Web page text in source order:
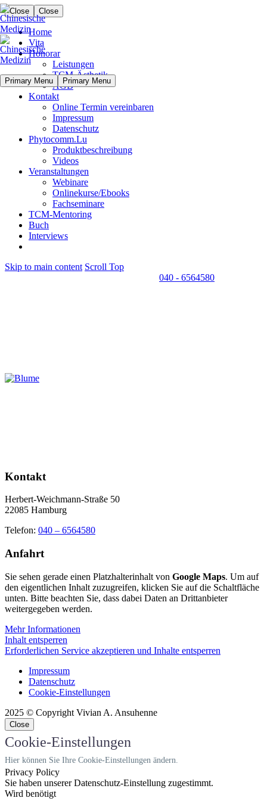
Close Close
Home
Vita
Honorar
Leistungen
TCM-Ästhetik
AGB
Kontakt
Online Termin vereinbaren
Impressum
Datenschutz
Phytocomm.Lu
Produktbeschreibung
Videos
Veranstaltungen
Webinare
Onlinekurse/Ebooks
Fachseminare
TCM-Mentoring
Buch
Interviews
Skip to main content Scroll Top
040 - 6564580
Primary Menu Primary Menu
Kontakt
Herbert-Weichmann-Straße 50
22085 Hamburg
Telefon: 040 – 6564580
Anfahrt
Sie sehen gerade einen Platzhalterinhalt von Google Maps. Um auf
den eigentlichen Inhalt zuzugreifen, klicken Sie auf die Schaltfläche
unten. Bitte beachten Sie, dass dabei Daten an Drittanbieter
weitergegeben werden.
Mehr Informationen
Inhalt entsperren
Erforderlichen Service akzeptieren und Inhalte entsperren
Impressum
Datenschutz
Cookie-Einstellungen
2025 © Copyright Vivian A. Ansuhenne
Close
Cookie-Einstellungen
Hier können Sie Ihre Cookie-Einstellungen ändern.
Privacy Policy
Sie haben unserer Datenschutz-Einstellung zugestimmt.
Wird benötigt